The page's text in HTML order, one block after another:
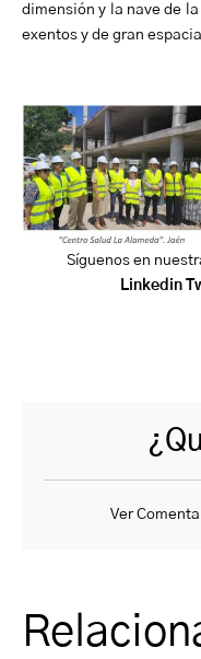
dimensión y la nave de
exentos y de gran
Síguenos en
Linkedin
Ver